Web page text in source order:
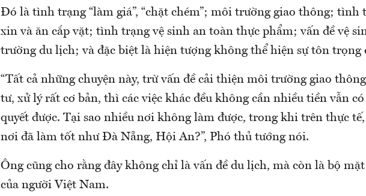
Đó là tình trạng “làm giá”, “chặt chém”; môi trường giao thông; tình
xin và ăn cắp vặt; tình trạng vệ sinh an toàn thực phẩm; vấn đề vệ
trường du lịch; và đặc biệt là hiện tượng không thể hiện sự tôn trọng
“Tất cả những chuyện này, trừ vấn đề cải thiện môi trường giao
tư, xử lý rất cơ bản, thì các việc khác đều không cần nhiều tiền vẫn
quyết được. Tại sao nhiều nơi không làm được, trong khi trên thực
nơi đã làm tốt như Đà Nẵng, Hội An?”, Phó thủ tướng nói.
Ông cũng cho rằng đây không chỉ là vấn đề du lịch, mà còn là bộ
của người Việt Nam.